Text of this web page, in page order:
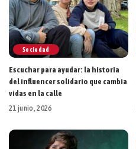
Sociedad
Escuchar para ayudar: la historia
del influencer solidario que cambia
vidas en la calle
21 junio, 2026